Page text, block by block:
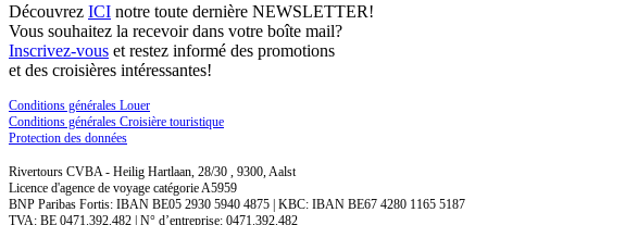
Découvrez ICI notre toute dernière NEWSLETTER!
Vous souhaitez la recevoir dans votre boîte mail?
Inscrivez-vous et restez informé des promotions
et des croisières intéressantes!
Conditions générales Louer
Conditions générales Croisière touristique
Protection des données
Rivertours CVBA - Heilig Hartlaan, 28/30 , 9300, Aalst
Licence d'agence de voyage catégorie A5959
BNP Paribas Fortis: IBAN BE05 2930 5940 4875 | KBC: IBAN BE67 4280 1165 5187
TVA: BE 0471.392.482 | N° d’entreprise: 0471.392.482